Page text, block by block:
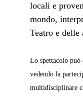
locali e
mondo,
Teatro e delle
Lo spettacolo può
vedendo la
multidisciplinare